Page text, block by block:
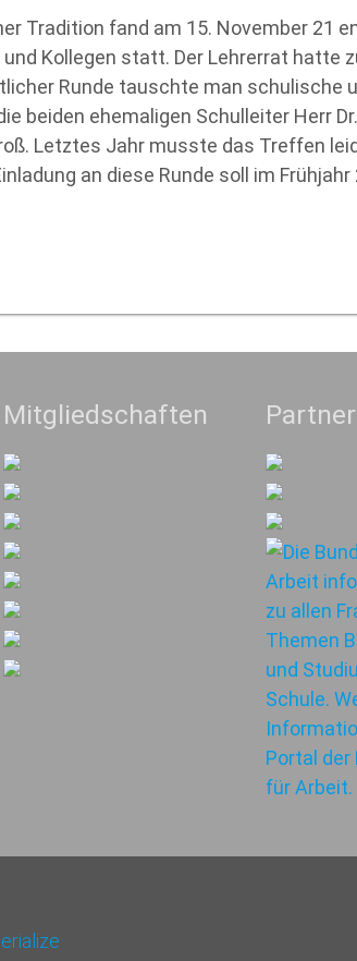
Tradition fand am 15. November 21
Kollegen statt. Der Lehrerrat hatte
Runde tauschte man schulische
beiden ehemaligen Schulleiter Herr
Letztes Jahr musste das Treffen
an diese Runde soll im
Mitgliedschaften Partner